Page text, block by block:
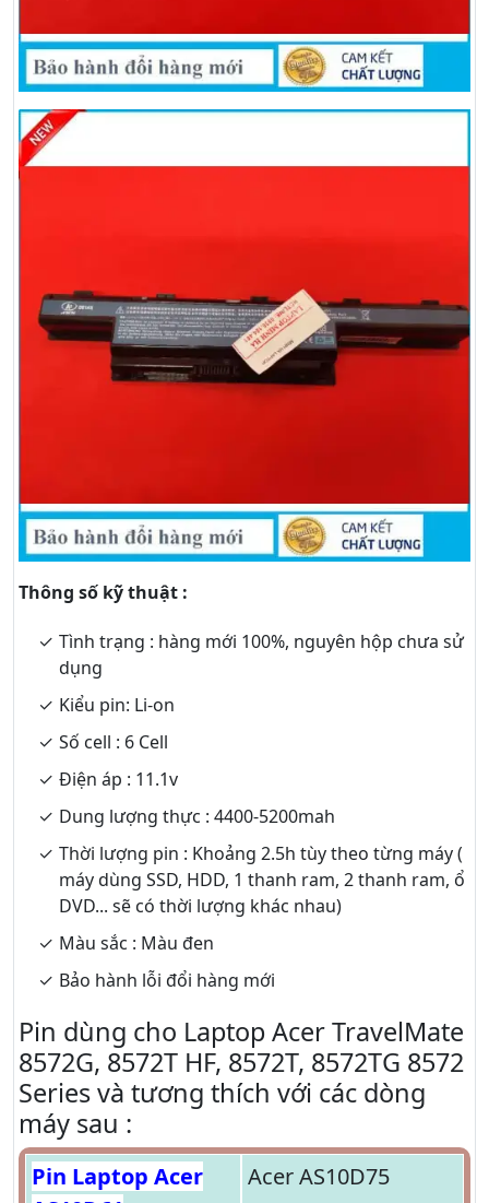
Thông số kỹ thuật :
Tình trạng : hàng mới 100%, nguyên hộp chưa sử
dụng
Kiểu pin: Li-on
Số cell : 6 Cell
Điện áp : 11.1v
Dung lượng thực : 4400-5200mah
Thời lượng pin : Khoảng 2.5h tùy theo từng máy (
máy dùng SSD, HDD, 1 thanh ram, 2 thanh ram, ổ
DVD... sẽ có thời lượng khác nhau)
Màu sắc : Màu đen
Bảo hành lỗi đổi hàng mới
Pin dùng cho Laptop Acer TravelMate
8572G, 8572T HF, 8572T, 8572TG 8572
Series và tương thích với các dòng
máy sau :
Pin Laptop Acer
Acer AS10D75